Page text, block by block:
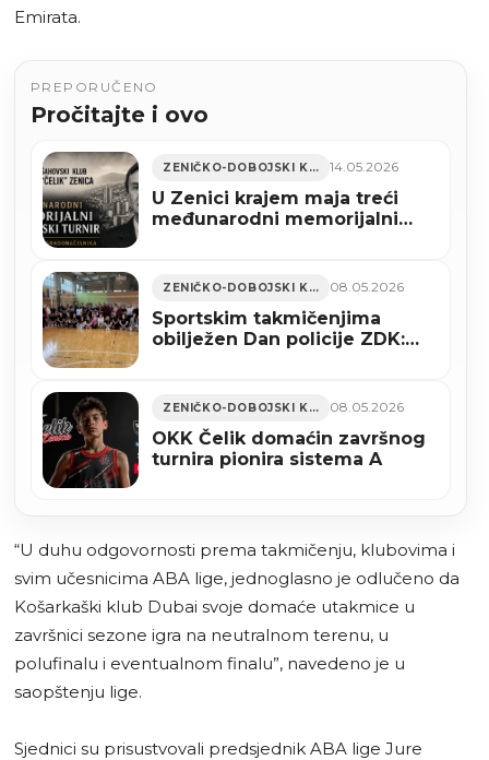
Emirata.
PREPORUČENO
Pročitajte i ovo
ZENIČKO-DOBOJSKI KANTON 14.05.2026
U Zenici krajem maja treći
međunarodni memorijalni
Smajlovića”
ZENIČKO-DOBOJSKI KANTON 08.05.2026
Sportskim takmičenjima
obilježen Dan policije ZDK:
ZENIČKO-DOBOJSKI KANTON 08.05.2026
OKK Čelik domaćin završnog
turnira pionira sistema A
“U duhu odgovornosti prema takmičenju, klubovima i
svim učesnicima ABA lige, jednoglasno je odlučeno da
Košarkaški klub Dubai svoje domaće utakmice u
završnici sezone igra na neutralnom terenu, u
polufinalu i eventualnom finalu”, navedeno je u
saopštenju lige.
Sjednici su prisustvovali predsjednik ABA lige Jure